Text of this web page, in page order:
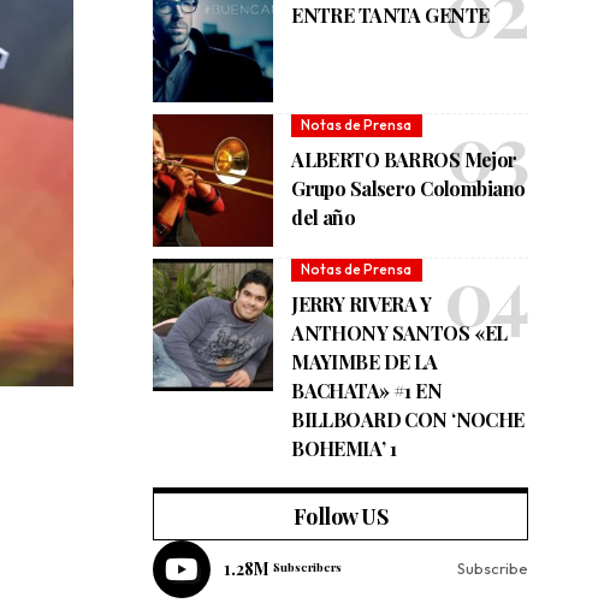
ENTRE TANTA GENTE
Notas de Prensa
ALBERTO BARROS Mejor
Grupo Salsero Colombiano
del año
Notas de Prensa
JERRY RIVERA Y
ANTHONY SANTOS «EL
MAYIMBE DE LA
BACHATA» #1 EN
BILLBOARD CON ‘NOCHE
BOHEMIA’ 1
Follow US
1.28M Subscribers Subscribe